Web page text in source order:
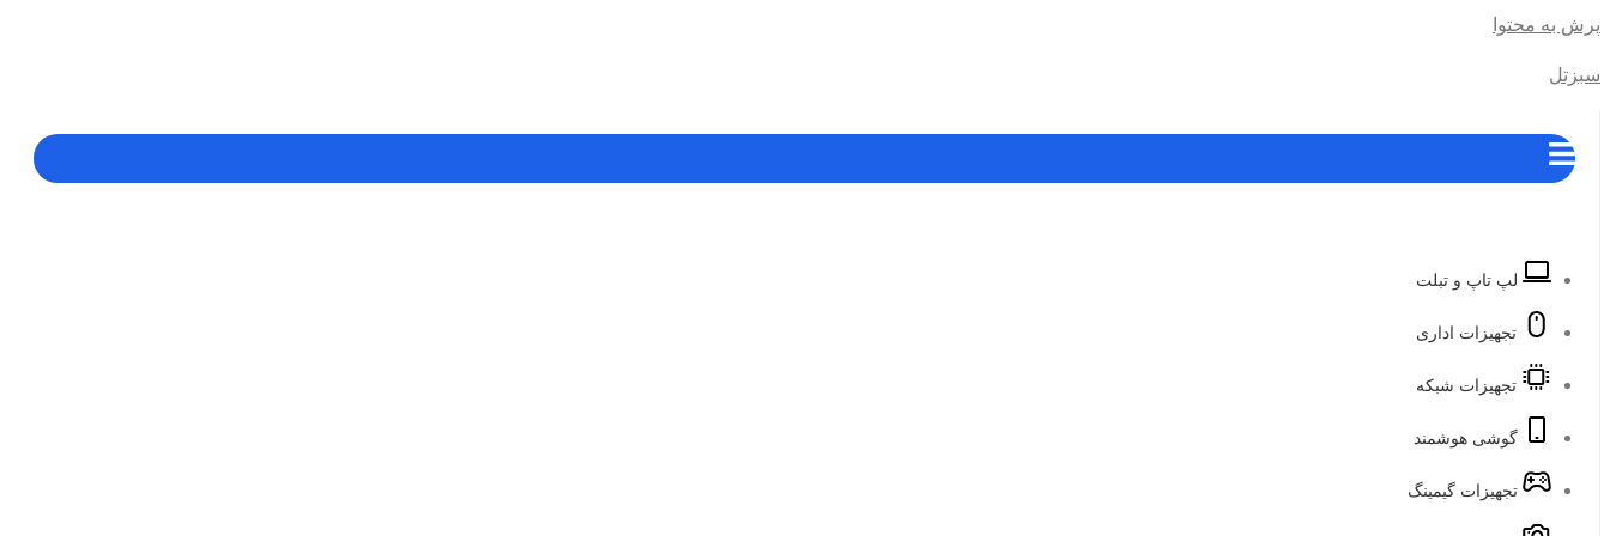
پرش به محتوا
سبزتل
لپ تاپ و تبلت
تجهیزات اداری
تجهیزات شبکه
گوشی هوشمند
تجهیزات گیمینگ